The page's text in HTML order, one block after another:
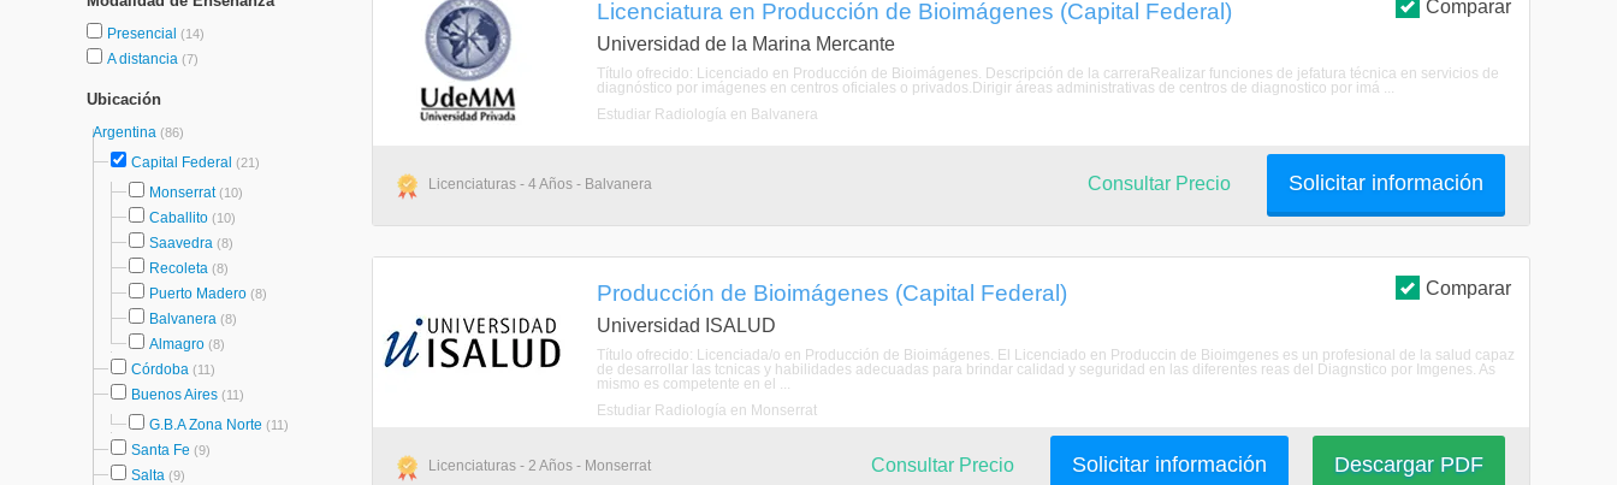
Presencial (14)
A distancia (7)
Ubicación
Argentina (86)
Capital Federal (21)
Monserrat(10)
Caballito (10)
Saavedra (8)
Recoleta (8)
Puerto Madero (8)
Balvanera (8)
Almagro (8)
Córdoba (11)
Buenos Aires (11)
G.B.A Zona Norte (11)
Santa Fe (9)
Salta (9)
Comparar
Licenciatura en Producción de Bioimágenes (Capital Federal)
Universidad de la Marina Mercante
Título ofrecido: Licenciado en Producción de Bioimágenes. Descripción de la carreraRealizar funciones de jefatura técnica en servicios de
diagnóstico por imágenes en centros oficiales o privados.Dirigir áreas administrativas de centros de diagnostico por imá ...
Estudiar Radiología en Balvanera
Licenciaturas - 4 Años - Balvanera Solicitar información
Consultar Precio
Comparar
Producción de Bioimágenes (Capital Federal)
Universidad ISALUD
Título ofrecido: Licenciada/o en Producción de Bioimágenes. El Licenciado en Produccin de Bioimgenes es un profesional de la salud capaz
de desarrollar las tcnicas y habilidades adecuadas para brindar calidad y seguridad en las diferentes reas del Diagnstico por Imgenes. As
mismo es competente en el ...
Estudiar Radiología en Monserrat
Licenciaturas - 2 Años - Monserrat Descargar PDF
Solicitar información
Consultar Precio